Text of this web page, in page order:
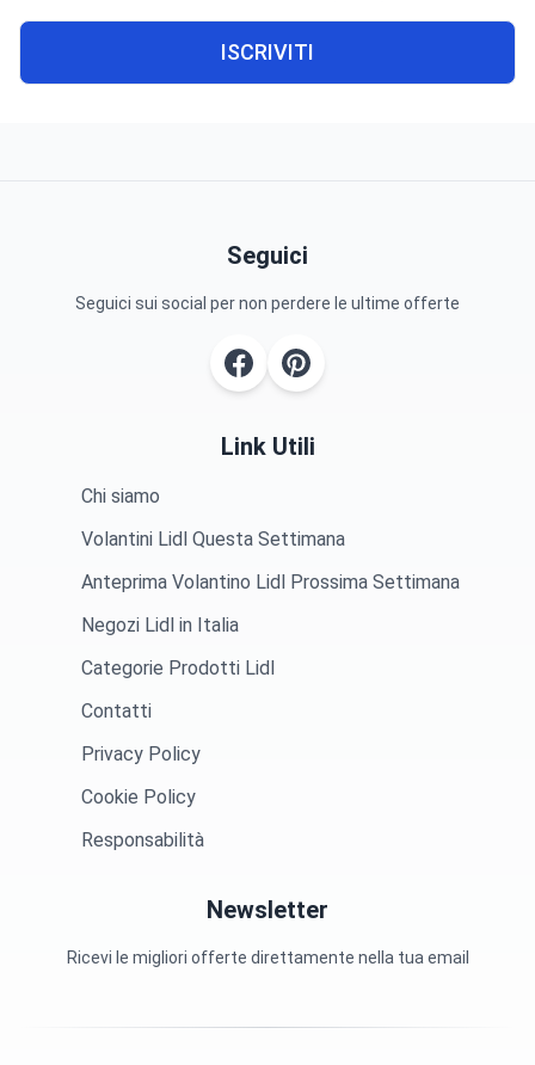
ISCRIVITI
Seguici
Seguici sui social per non perdere le ultime offerte
Link Utili
Chi siamo
Volantini Lidl Questa Settimana
Anteprima Volantino Lidl Prossima Settimana
Negozi Lidl in Italia
Categorie Prodotti Lidl
Contatti
Privacy Policy
Cookie Policy
Responsabilità
Newsletter
Ricevi le migliori offerte direttamente nella tua email